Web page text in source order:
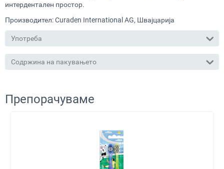
интердентален простор.
Производител: Curaden International AG, Швајцарија
Употреба
Содржина на пакувањето
Препорачуваме